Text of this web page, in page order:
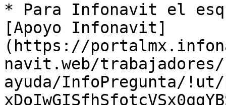
* Para Infonavit el
[Apoyo Infonavit]
(https://
navit.web/
ayuda/InfoPregunta/